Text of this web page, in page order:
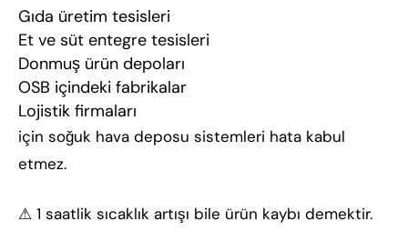
Gıda üretim tesisleri
Et ve süt entegre tesisleri
Donmuş ürün depoları
OSB içindeki fabrikalar
Lojistik firmaları
için soğuk hava deposu sistemleri hata kabul
etmez.
⚠ 1 saatlik sıcaklık artışı bile ürün kaybı demektir.